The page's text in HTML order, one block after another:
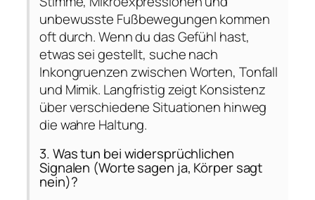
unbewusste Fußbewegungen kommen
oft durch. Wenn du das Gefühl hast,
etwas sei gestellt, suche nach
Inkongruenzen zwischen Worten, Tonfall
und Mimik. Langfristig zeigt Konsistenz
über verschiedene Situationen hinweg
die wahre Haltung.
3. Was tun bei widersprüchlichen
Signalen (Worte sagen ja, Körper sagt
nein)?